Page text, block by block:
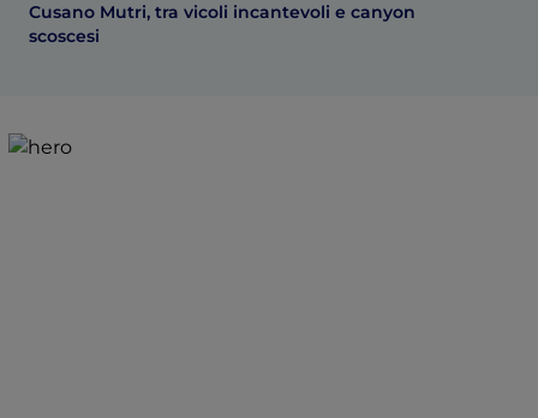
Cusano Mutri, tra vicoli incantevoli e canyon
scoscesi